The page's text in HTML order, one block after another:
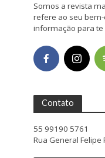
Somos a revista
refere ao seu
informação para
Contato
55 99190 5761
Rua General Felipe